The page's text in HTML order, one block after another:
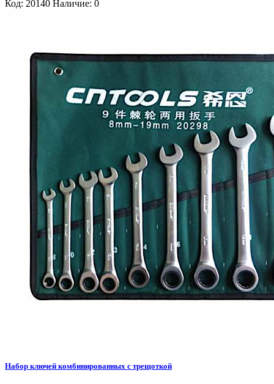
Код: 20140 Наличие: 0
Набор ключей комбинированных с трещоткой